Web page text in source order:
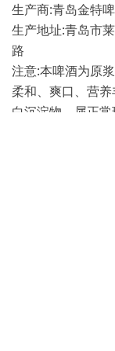
生产商:青岛金特
生产地址:青岛市
路
注意:本啤酒为原
柔和、爽口、营
白沉淀物，属正